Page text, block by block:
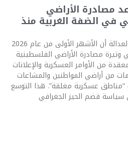
مصادرة الأراضي
في الضفة الغربية منذ
قالت مؤسسة الاتحاد من أجل العدالة أن الأشهر الأولى من عام 2026
مصادرة الأراضي الفلسطينية
من الأوامر العسكرية والإعلانات
من أراضي المواطنين والمشاعات
عسكرية مغلقة”. هذا التوسع
قضم الحيز الجغرافي